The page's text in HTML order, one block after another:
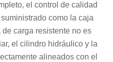
el control de calidad
como la caja
carga resistente no es
el cilindro hidráulico y la
alineados con el